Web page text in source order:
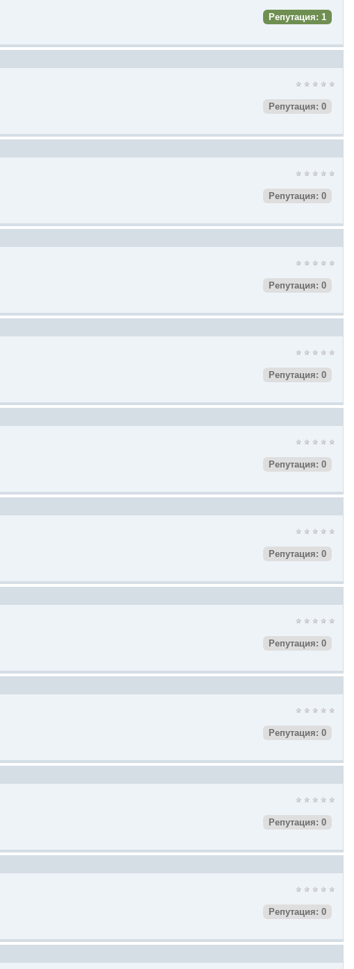
Репутация: 1
Репутация: 0
Репутация: 0
Репутация: 0
Репутация: 0
Репутация: 0
Репутация: 0
Репутация: 0
Репутация: 0
Репутация: 0
Репутация: 0